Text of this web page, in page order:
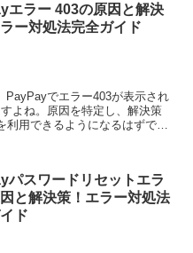
エラー 403の原因と解決
ー対処法完全ガイド
PayPayでエラー403が表示され
よね。原因を特定し、解決策
利用できるようになるはずで
パスワードリセットエラ
と解決策！エラー対処法
ド